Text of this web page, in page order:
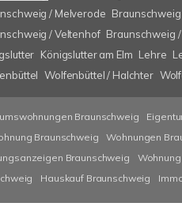
/ Melverode Braunschweig
/ Veltenhof Braunschweig
Königslutter am Elm Lehre
Wolfenbüttel / Halchter
Braunschweig
Braunschweig
Wohnungen
Braunschweig
Hauskauf Braunschweig